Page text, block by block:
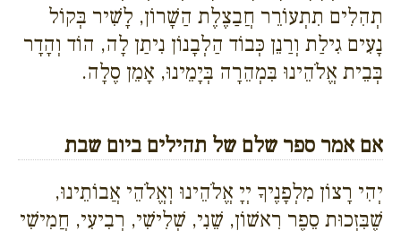
תְהִלִים תִתְעוֹרֵר חֲבַצֶלֶת הַשָׁרוֹן, לָשִׁיר בְּקוֹל
נָעִים גִילַת וְרַנֵן כְּבוֹד הַלְבָנוֹן נִיתַן לָה, הוֹד וְהָדָר
בְּבֵית אֱלֹהֵינוּ בִּמְהֵרָה בְּיָמֵינוּ, אָמֵן סֶלָה.
אם אמר ספר שלם של תהילים ביום שבת
יְהִי רָצוֹן מִלְפָנֶיךָ יְיָ אֱלֹהֵינוּ וְאֱלֹהֵי אֲבוֹתֵינוּ,
שֶׁבִּזְכוּת סֵפֶר רִאשׁוֹן, שֵׁנִי, שְׁלִישִׁי, רְבִיעִי, חֲמִישִׁי